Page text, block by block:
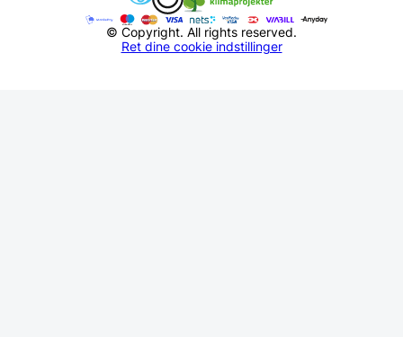
© Copyright. All rights reserved.
Ret dine cookie indstillinger